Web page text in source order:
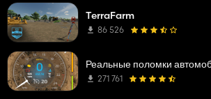
TerraFarm
86 526
Реальные поломки
271 761